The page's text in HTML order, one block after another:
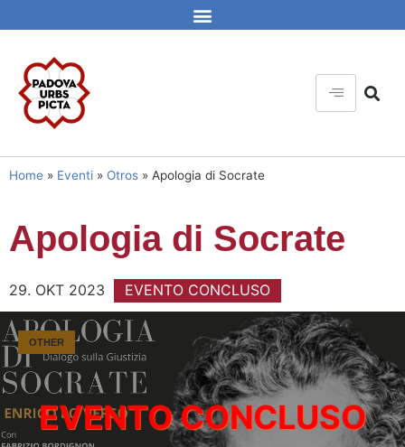
Home » Eventi » Otros » Apologia di Socrate
Apologia di Socrate
29. OKT 2023 EVENTO CONCLUSO
OTHER